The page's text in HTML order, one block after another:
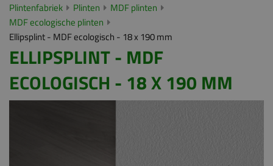
Plintenfabriek Plinten
MDF plinten
MDF ecologische plinten
Ellipsplint - MDF ecologisch - 18 x 190 mm
ELLIPSPLINT - MDF
ECOLOGISCH - 18 X 190 MM